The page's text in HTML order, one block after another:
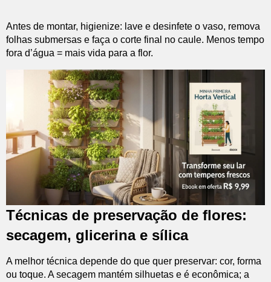
Antes de montar, higienize: lave e desinfete o vaso, remova
folhas submersas e faça o corte final no caule. Menos tempo
fora d’água = mais vida para a flor.
Técnicas de preservação de flores:
secagem, glicerina e sílica
A melhor técnica depende do que quer preservar: cor, forma
ou toque. A secagem mantém silhuetas e é econômica; a